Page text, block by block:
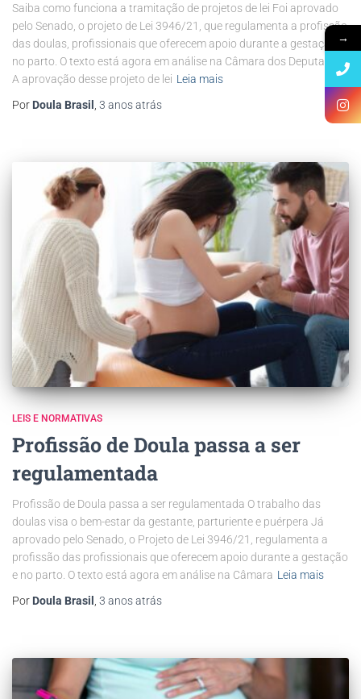
Saiba como funciona a tramitação de projetos de lei Foi aprovado
pelo Senado, o projeto de Lei 3946/21, que regulamenta a profissão
das doulas, profissionais que oferecem apoio durante a gestação e
no parto. O texto está agora em análise na Câmara dos Deputados.
A aprovação desse projeto de lei Leia mais
Por Doula Brasil 3 anosatrás
LEIS E NORMATIVAS
Profissão de Doula passa a ser
regulamentada
Profissão de Doula passa a ser regulamentada O trabalho das
doulas visa o bem-estar da gestante, parturiente e puérpera Já
aprovado pelo Senado, o Projeto de Lei 3946/21, regulamenta a
profissão das profissionais que oferecem apoio durante a gestação
e no parto. O texto está agora em análise na Câmara Leia mais
Por Doula Brasil 3 anosatrás
→